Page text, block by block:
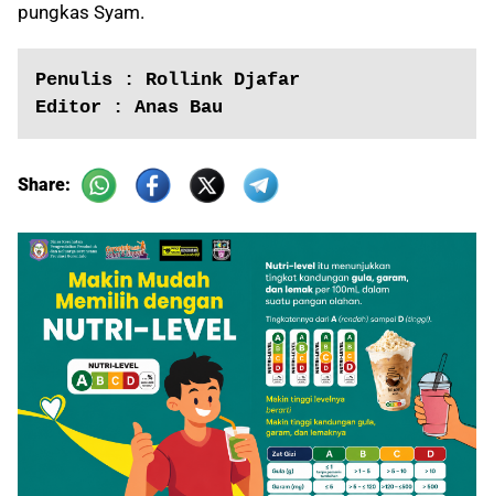
pungkas Syam.
Penulis : Rollink Djafar
Editor : Anas Bau
Share: